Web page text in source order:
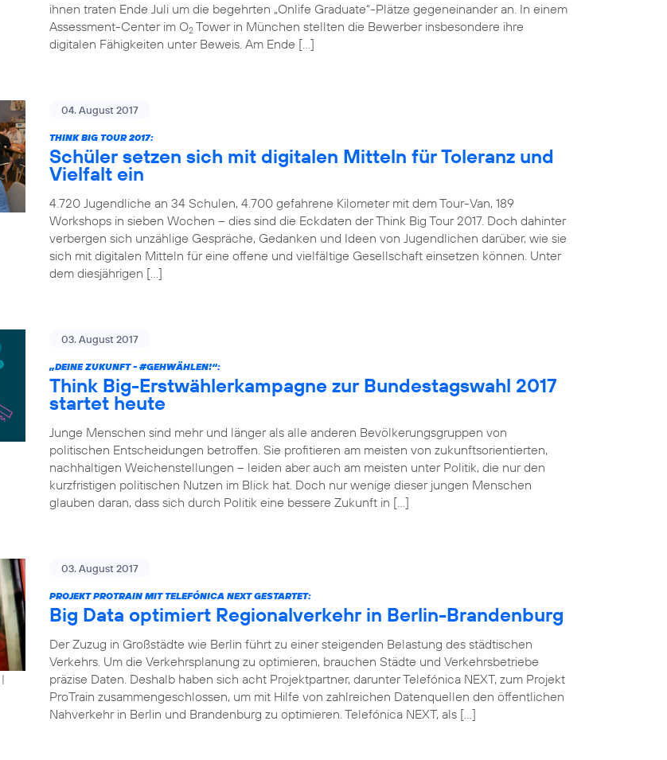
ihnen traten Ende Juli um die begehrten „Onlife Graduate“-Plätze gegeneinander an. In einem
Assessment-Center im O2 Tower in München stellten die Bewerber insbesondere ihre
digitalen Fähigkeiten unter Beweis. Am Ende […]
04. August 2017
THINK BIG TOUR 2017:
Schüler setzen sich mit digitalen Mitteln für Toleranz und
Vielfalt ein
4.720 Jugendliche an 34 Schulen, 4.700 gefahrene Kilometer mit dem Tour-Van, 189
Workshops in sieben Wochen – dies sind die Eckdaten der Think Big Tour 2017. Doch dahinter
verbergen sich unzählige Gespräche, Gedanken und Ideen von Jugendlichen darüber, wie sie
sich mit digitalen Mitteln für eine offene und vielfältige Gesellschaft einsetzen können. Unter
dem diesjährigen […]
03. August 2017
„DEINE ZUKUNFT - #GEHWÄHLEN!“:
Think Big-Erstwählerkampagne zur Bundestagswahl 2017
startet heute
Junge Menschen sind mehr und länger als alle anderen Bevölkerungsgruppen von
politischen Entscheidungen betroffen. Sie profitieren am meisten von zukunftsorientierten,
nachhaltigen Weichenstellungen – leiden aber auch am meisten unter Politik, die nur den
kurzfristigen politischen Nutzen im Blick hat. Doch nur wenige dieser jungen Menschen
glauben daran, dass sich durch Politik eine bessere Zukunft in […]
|
03. August 2017
PROJEKT PROTRAIN MIT TELEFÓNICA NEXT GESTARTET:
Big Data optimiert Regionalverkehr in Berlin-Brandenburg
Der Zuzug in Großstädte wie Berlin führt zu einer steigenden Belastung des städtischen
Verkehrs. Um die Verkehrsplanung zu optimieren, brauchen Städte und Verkehrsbetriebe
präzise Daten. Deshalb haben sich acht Projektpartner, darunter Telefónica NEXT, zum Projekt
ProTrain zusammengeschlossen, um mit Hilfe von zahlreichen Datenquellen den öffentlichen
Nahverkehr in Berlin und Brandenburg zu optimieren. Telefónica NEXT, als […]